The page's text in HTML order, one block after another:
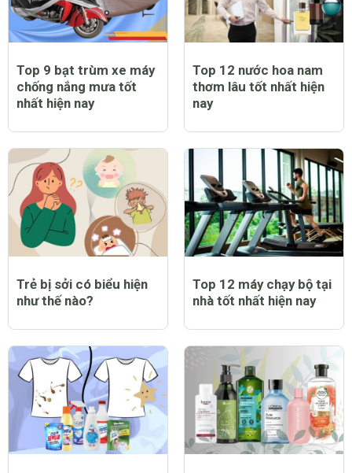
Top 9 bạt trùm xe máy
chống nắng mưa tốt
nhất hiện nay
Top 12 nước hoa nam
thơm lâu tốt nhất hiện
nay
Trẻ bị sởi có biểu hiện
như thế nào?
Top 12 máy chạy bộ tại
nhà tốt nhất hiện nay